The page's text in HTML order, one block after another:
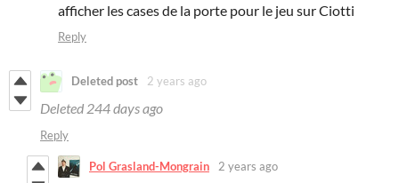
afficher les cases de la porte pour le jeu sur Ciotti
Reply
Deleted post 2 years ago
Deleted 244 days ago
Reply
Pol Grasland-Mongrain 2 years ago